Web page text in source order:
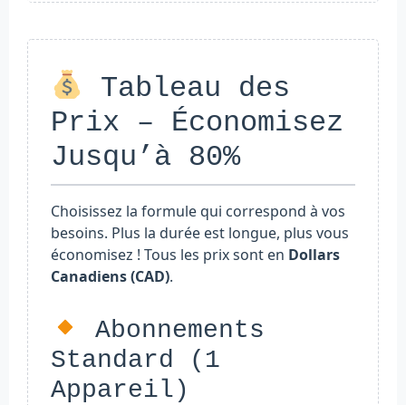
Tableau des
Prix – Économisez
Jusqu’à 80%
Choisissez la formule qui correspond à vos
besoins. Plus la durée est longue, plus vous
économisez ! Tous les prix sont en Dollars
Canadiens (CAD).
Abonnements
Standard (1
Appareil)